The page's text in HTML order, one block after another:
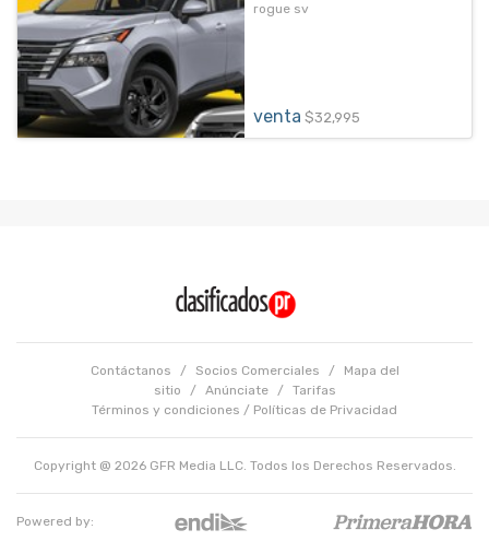
rogue sv
venta $32,995
Contáctanos / Socios Comerciales /
Mapa del
sitio
/ Anúnciate /
Tarifas
Términos y condiciones / Políticas de Privacidad
Copyright @ 2026 GFR Media LLC. Todos los Derechos Reservados.
Powered by: